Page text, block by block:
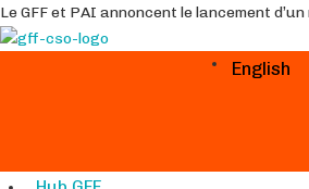
Le GFF et PAI annoncent le lancement
English